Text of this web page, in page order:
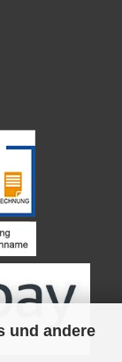
und andere